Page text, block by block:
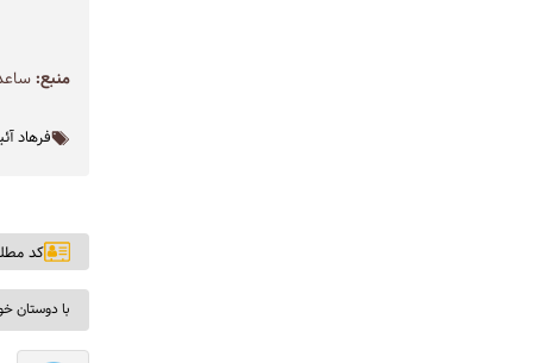
منبع:
فرهاد
کد مطلب:
با دوستان